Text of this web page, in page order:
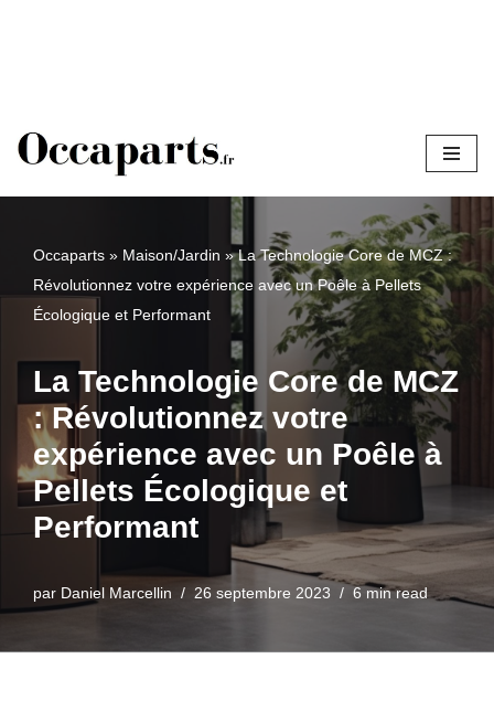
au
Occaparts » Maison/Jardin »La Technologie Core de MCZ :
Révolutionnez votre expérience avec un Poêle à Pellets
Écologique et Performant
La Technologie Core de MCZ
: Révolutionnez votre
expérience avec un Poêle à
Pellets Écologique et
Performant
par Daniel Marcellin 26 septembre 2023 6 min read